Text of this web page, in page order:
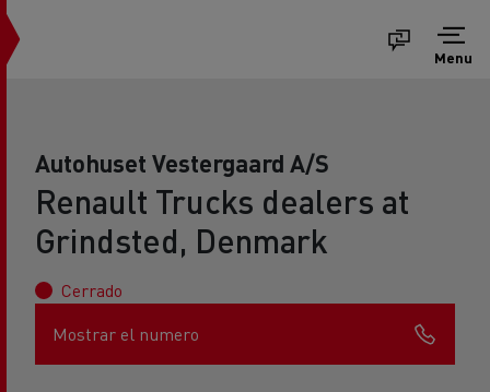
Menu
Autohuset Vestergaard A/S
Renault Trucks dealers at
Grindsted, Denmark
Cerrado
Mostrar el numero